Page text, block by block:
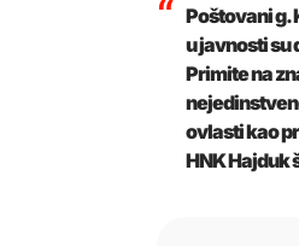
Poštovani g.
u javnosti su
Primite na
ovlasti kao
HNK Hajduk